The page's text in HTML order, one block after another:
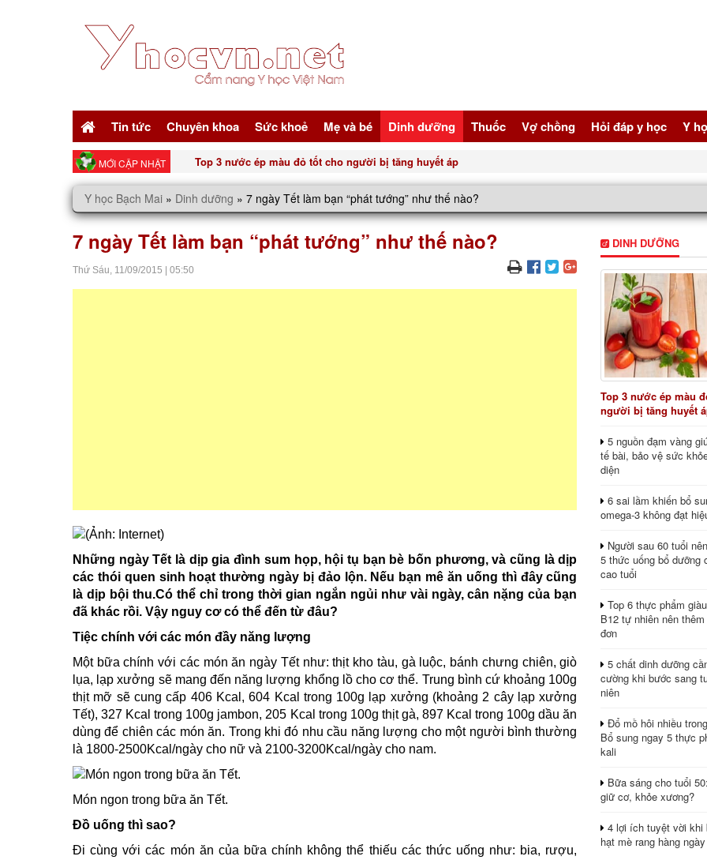
Tin tức Chuyên khoa Sức khoẻ Mẹ và bé Dinh dưỡng Thuốc Vợ chồng Hỏi đáp y học Y
MỚI CẬP NHẬT Top 3 nước ép màu đỏ tốt cho người bị tăng huyết áp
Y học Bạch Mai » Dinh dưỡng » 7 ngày Tết làm bạn “phát tướng” như thế nào?
7 ngày Tết làm bạn “phát tướng” như thế nào?
Thứ Sáu, 11/09/2015 05:50
Những ngàyTết là dịpgia đình sum họp, hội tụ bạn bè bốn phương, và cũng là dịp
các thói quen sinh hoạt thường ngày bị đảo lộn. Nếu bạn mê ăn uống thì đây cũng
là dịp bội thu.Có thể chỉ trong thời gian ngắn ngủi như vài ngày, cân nặng của bạn
đã khác rồi. Vậy nguy cơ có thể đến từ đâu?
Tiệc chính với các món đầy năng lượng
Một bữa chính với các món ăn ngày Tết như: thịt kho tàu, gà luộc, bánh chưng chiên, giò
lụa, lạp xưởng sẽ mang đến năng lượng khổng lồ cho cơ thể. Trung bình cứ khoảng 100g
thịt mỡ sẽ cung cấp 406 Kcal, 604 Kcal trong 100g lạp xưởng (khoảng 2 cây lạp xưởng
Tết), 327 Kcal trong 100g jambon, 205 Kcal trong 100g thịt gà, 897 Kcal trong 100g dầu ăn
dùng để chiên các món ăn. Trong khi đó nhu cầu năng lượng cho một người bình thường
là 1800-2500Kcal/ngày cho nữ và 2100-3200Kcal/ngày cho nam.
Món ngon trong bữa ăn Tết.
Đồ uống thì sao?
Đi cùng với các món ăn của bữa chính không thể thiếu các thức uống như: bia, rượu,
DINH DƯỠNG
Top 3 nước ép màu
người bị tăng huyết
5 nguồn đạm vàng
tế bài, bảo vệ sức
diện
6 sai lầm khiến bổ
omega-3 không đạt
Người sau 60 tuổi
5 thức uống bổ dưỡng
cao tuổi
Top 6 thực phẩm
B12 tự nhiên nên
đơn
5 chất dinh dưỡng
cường khi bước sang
niên
Đổ mồ hôi nhiều
Bổ sung ngay 5 thực
kali
Bữa sáng cho tuổi
giữ cơ, khỏe xương?
4 lợi ích tuyệt vời khi
hạt mè rang hàng ngày